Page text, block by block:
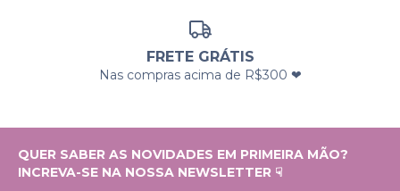
FRETE GRÁTIS
Nas compras acima de R$300 ❤
QUER SABER AS NOVIDADES EM PRIMEIRA MÃO?
INCREVA-SE NA NOSSA NEWSLETTER ☟